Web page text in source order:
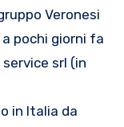
Veronesi
a pochi giorni fa
srl (in
in Italia da